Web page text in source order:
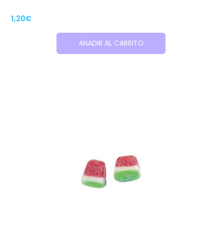
1,20€
AÑADIR AL CARRITO